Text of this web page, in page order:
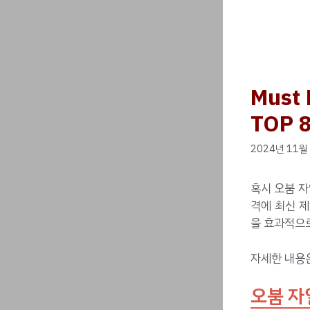
Must
TOP
2024년 11
혹시 오붐
격에 최신
을 효과적으
자세한 내용
오붐